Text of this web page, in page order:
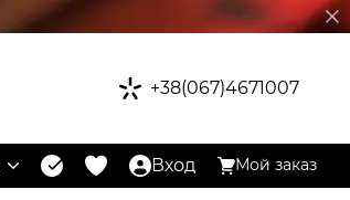
+38(067)4671007
Вход Мой заказ